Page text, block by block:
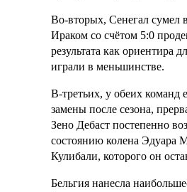
Во-вторых, Сенегал сумел
Ираком со счётом 5:0
результата как ориентира
играли в меньшинстве.
В-третьих, у обеих команд
замены после сезона,
Зено Дебаст постепенно
состоянию колена Эдуара
Кулибали, которого он
Бельгия нанесла